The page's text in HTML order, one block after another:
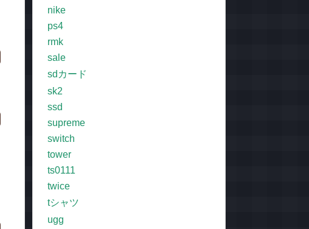
nike
ps4
rmk
sale
sdカード
sk2
ssd
supreme
switch
tower
ts0111
twice
tシャツ
ugg